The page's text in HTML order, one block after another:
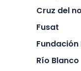
Cruz del
Fusat
Fundación
Río Blanco